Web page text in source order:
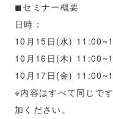
◼︎セミナー概要
日時：
10月15日(水)
10月16日(木)
10月17日(金)
※内容はすべて同じで
加ください。